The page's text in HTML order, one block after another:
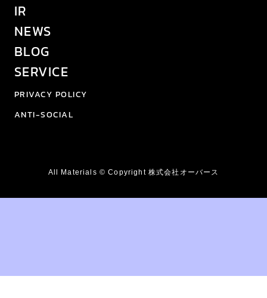
IR
NEWS
BLOG
SERVICE
PRIVACY POLICY
ANTI-SOCIAL
All Materials © Copyright 株式会社オーバース